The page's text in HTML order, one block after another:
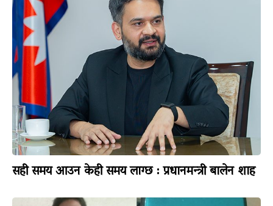
सही समय आउन केही समय लाग्छ : प्रधानमन्त्री बालेन शाह